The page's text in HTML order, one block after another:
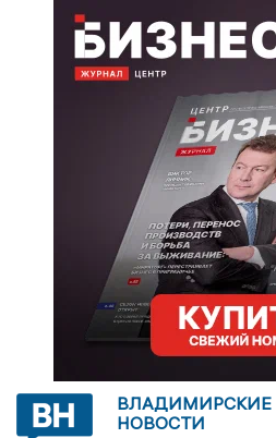
ВЛАДИМИРСКИЕ
НОВОСТИ